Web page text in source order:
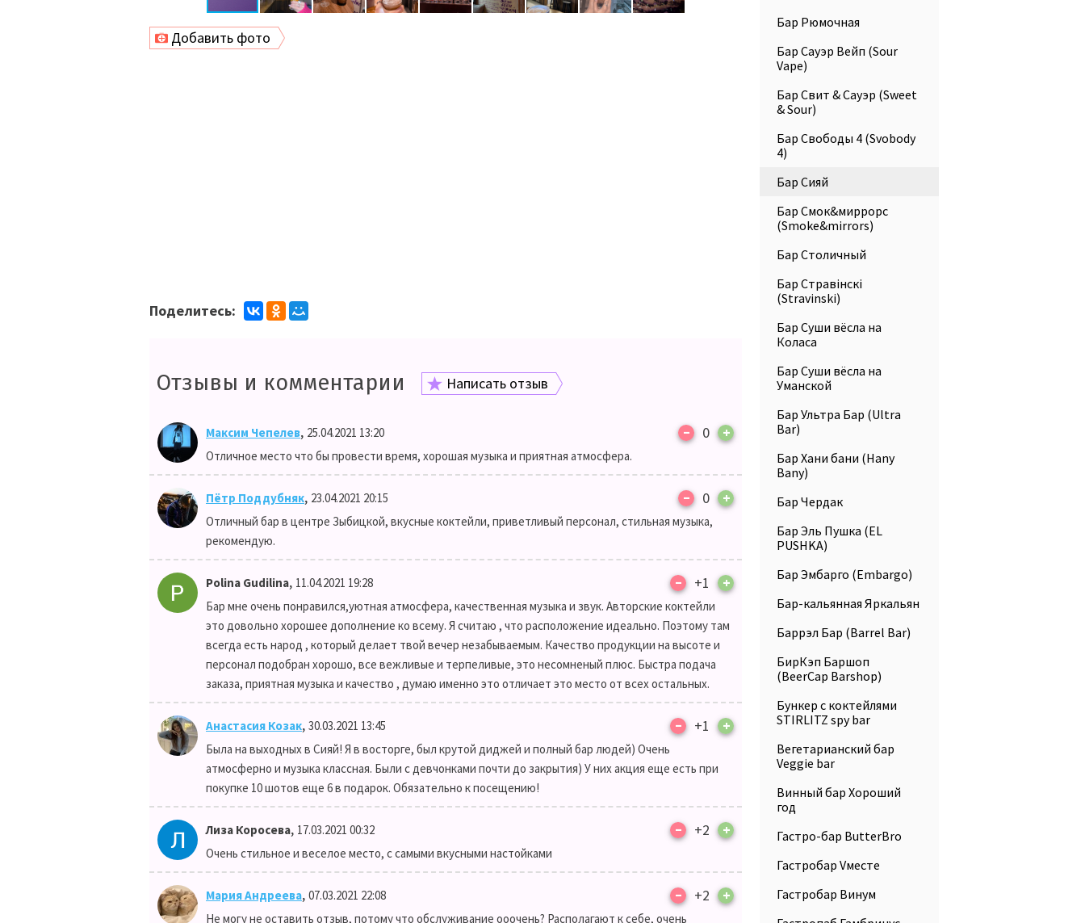
Добавить фото
Поделитесь:
Отзывы и комментарии Написать отзыв
Максим Чепелев, 25.04.2021 13:20 – 0 +
Отличное место что бы провести время, хорошая музыка и приятная атмосфера.
Пётр Поддубняк, 23.04.2021 20:15 – 0 +
Отличный бар в центре Зыбицкой, вкусные коктейли, приветливый персонал, стильная музыка,
рекомендую.
Polina Gudilina, 11.04.2021 19:28 – +1 +
Бар мне очень понравился,уютная атмосфера, качественная музыка и звук. Авторские коктейли
это довольно хорошее дополнение ко всему. Я считаю , что расположение идеально. Поэтому там
всегда есть народ , который делает твой вечер незабываемым. Качество продукции на высоте и
персонал подобран хорошо, все вежливые и терпеливые, это несомненый плюс. Быстра подача
заказа, приятная музыка и качество , думаю именно это отличает это место от всех остальных.
Анастасия Козак, 30.03.2021 13:45 – +1 +
Была на выходных в Сияй! Я в восторге, был крутой диджей и полный бар людей) Очень
атмосферно и музыка классная. Были с девчонками почти до закрытия) У них акция еще есть при
покупке 10 шотов еще 6 в подарок. Обязательно к посещению!
Лиза Коросева, 17.03.2021 00:32 – +2 +
Очень стильное и веселое место, с самыми вкусными настойками
Мария Андреева, 07.03.2021 22:08 – +2 +
Не могу не оставить отзыв, потому что обслуживание ооочень? Располагают к себе, очень
Бар Рюмочная
Бар Сауэр Вейп (Sour
Vape)
Бар Свит & Сауэр (Sweet
& Sour)
Бар Свободы 4 (Svobody
4)
Бар Сияй
Бар Смок&миррорс
(Smoke&mirrors)
Бар Столичный
Бар Стравiнскi
(Stravinski)
Бар Суши вёсла на
Коласа
Бар Суши вёсла на
Уманской
Бар Ультра Бар (Ultra
Bar)
Бар Хани бани (Hany
Bany)
Бар Чердак
Бар Эль Пушка (EL
PUSHKA)
Бар Эмбарго (Embargo)
Бар-кальянная Яркальян
Баррэл Бар (Barrel Bar)
БирКэп Баршоп
(BeerCap Barshop)
Бункер с коктейлями
STIRLITZ spy bar
Вегетарианский бар
Veggie bar
Винный бар Хороший
год
Гастро-бар ButterBro
Гастробар Vместе
Гастробар Винум